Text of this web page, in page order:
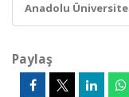
Anadolu
Paylaş